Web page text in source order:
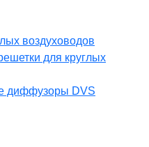
воздуховодов
для круглых
диффузоры DVS